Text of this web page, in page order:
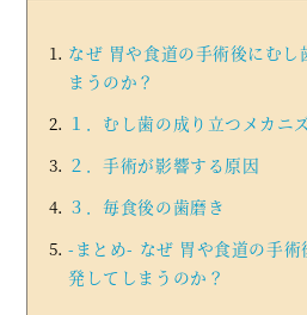
なぜ 胃や食道の手術後にむし
まうのか？
１．むし歯の成り立つメカニ
２．手術が影響する原因
３．毎食後の歯磨き
-まとめ- なぜ 胃や食道の手術
発してしまうのか？